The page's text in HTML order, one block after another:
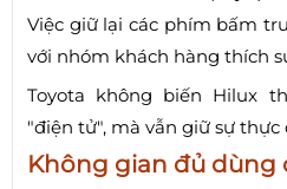
Việc giữ lại các phím bấm
với nhóm khách hàng thích
Toyota không biến Hilux
"điện tử", mà vẫn giữ sự thực
Không gian đủ dùng